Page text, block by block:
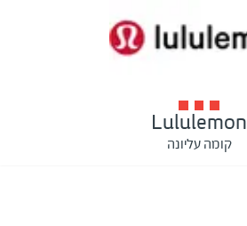
Lululemon
קומה עליונה